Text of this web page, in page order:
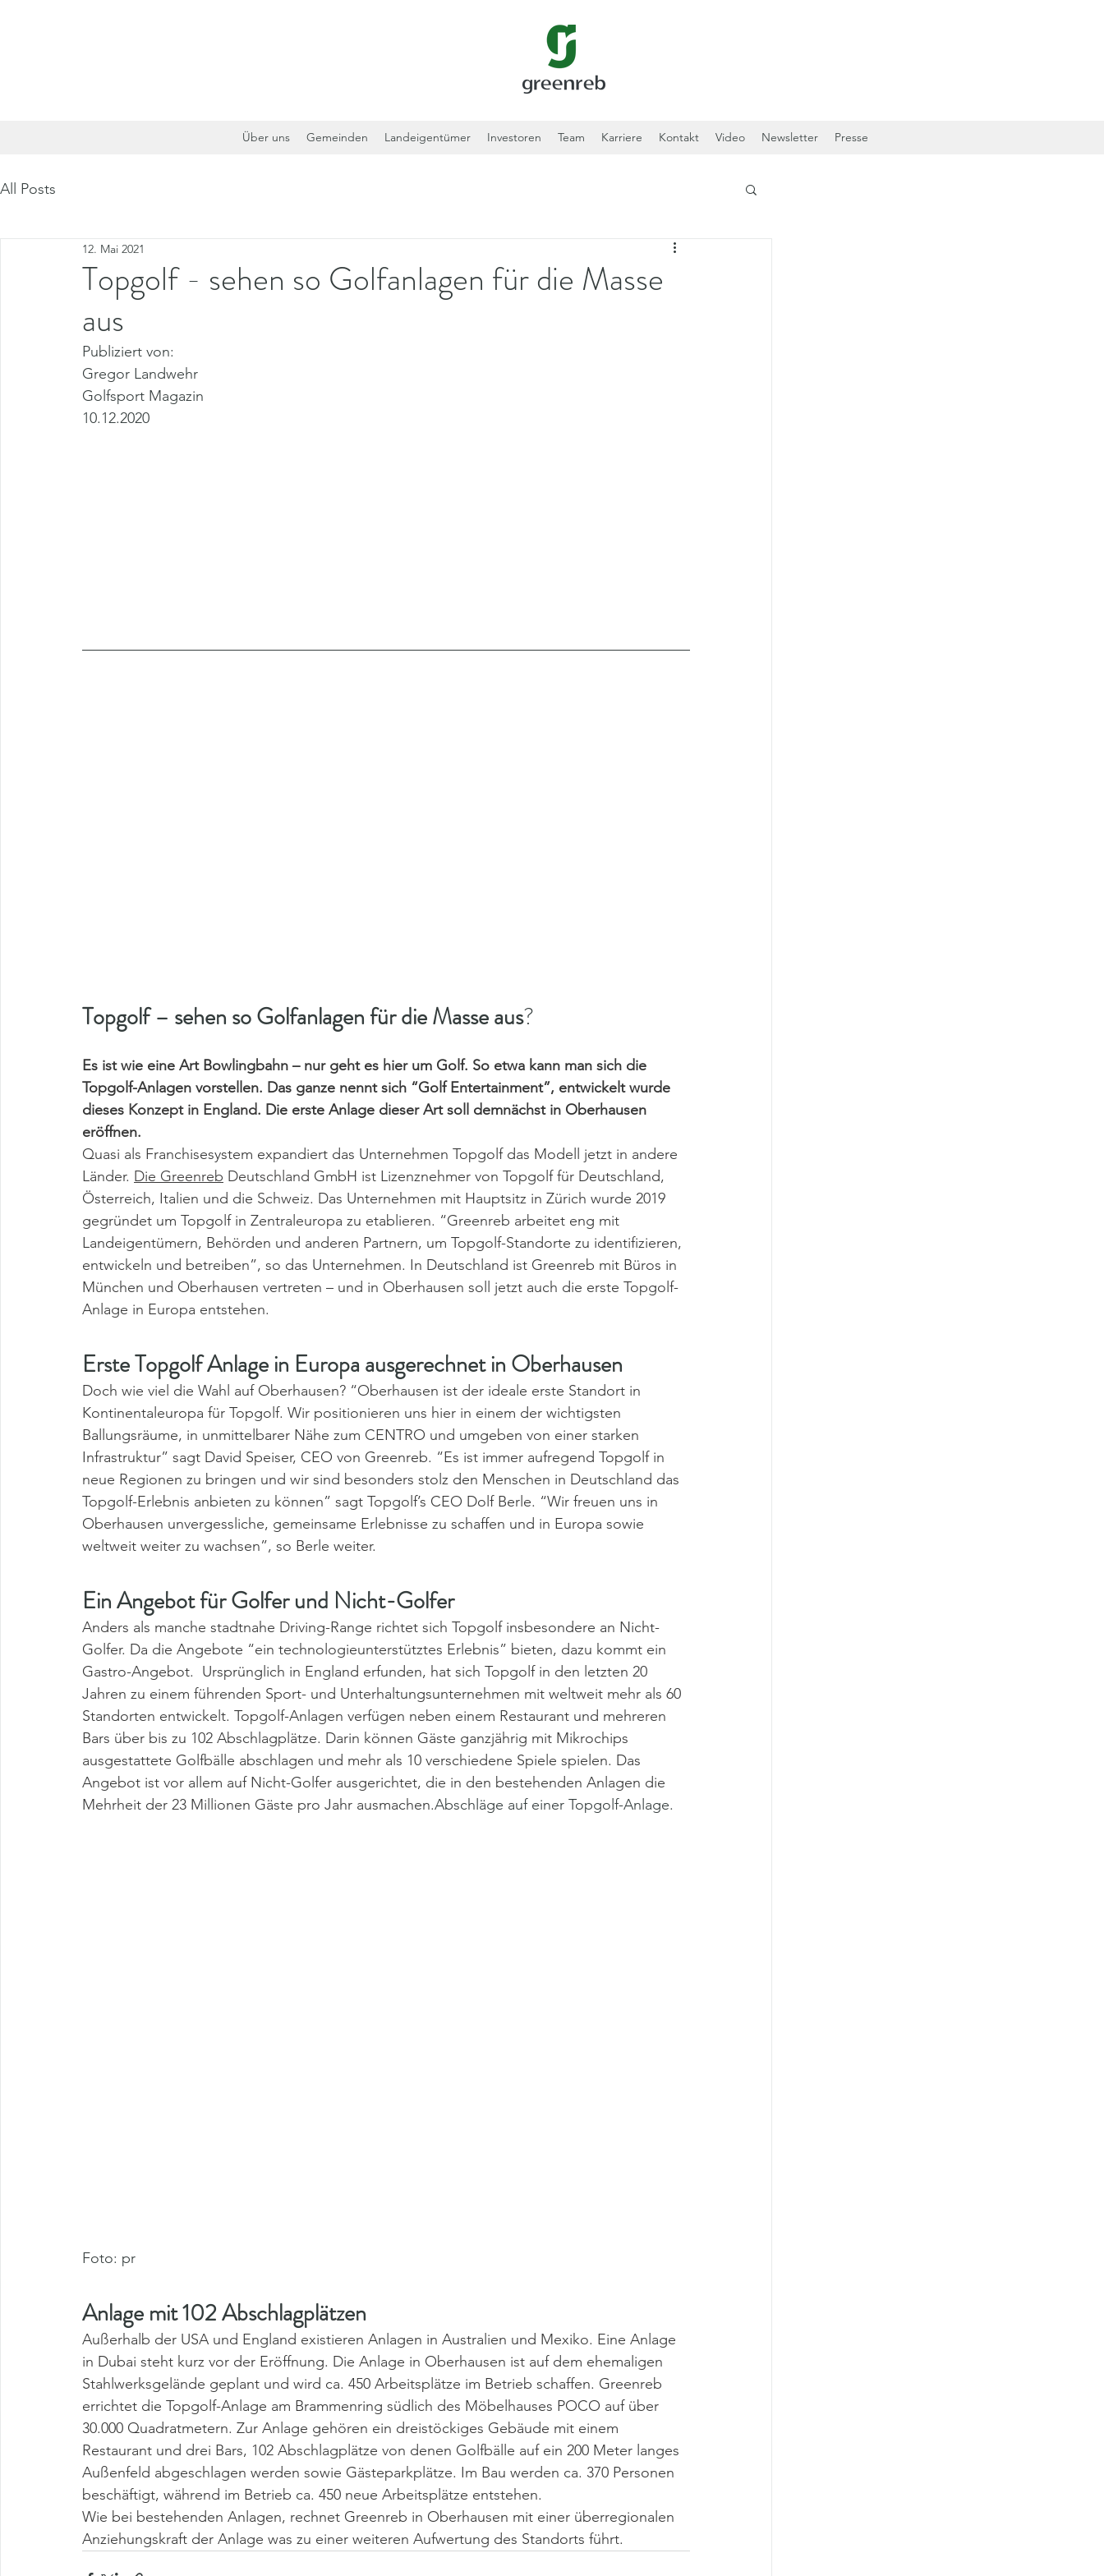
Über uns Gemeinden Landeigentümer Investoren Team Karriere Kontakt Video Newsletter Presse
All Posts
Topgolf - sehen so Golfanlagen für die Masse
aus
12. Mai 2021
Publiziert von:
Gregor Landwehr
Golfsport Magazin
10.12.2020
Topgolf – sehen so Golfanlagen für die Masse aus?
Es ist wie eine Art Bowlingbahn – nur geht es hier um Golf. So etwa kann man sich die
Topgolf-Anlagen vorstellen. Das ganze nennt sich “Golf Entertainment”, entwickelt wurde
dieses Konzept in England. Die erste Anlage dieser Art soll demnächst in Oberhausen
eröffnen.
Quasi als Franchisesystem expandiert das Unternehmen Topgolf das Modell jetzt in andere
Länder. Die Greenreb Deutschland GmbH ist Lizenznehmer von Topgolf für Deutschland,
Österreich, Italien und die Schweiz. Das Unternehmen mit Hauptsitz in Zürich wurde 2019
gegründet um Topgolf in Zentraleuropa zu etablieren. “Greenreb arbeitet eng mit
Landeigentümern, Behörden und anderen Partnern, um Topgolf-Standorte zu identifizieren,
entwickeln und betreiben”, so das Unternehmen. In Deutschland ist Greenreb mit Büros in
München und Oberhausen vertreten – und in Oberhausen soll jetzt auch die erste Topgolf-
Anlage in Europa entstehen.
Erste Topgolf Anlage in Europa ausgerechnet in Oberhausen
Doch wie viel die Wahl auf Oberhausen? “Oberhausen ist der ideale erste Standort in
Kontinentaleuropa für Topgolf. Wir positionieren uns hier in einem der wichtigsten
Ballungsräume, in unmittelbarer Nähe zum CENTRO und umgeben von einer starken
Infrastruktur” sagt David Speiser, CEO von Greenreb. “Es ist immer aufregend Topgolf in
neue Regionen zu bringen und wir sind besonders stolz den Menschen in Deutschland das
Topgolf-Erlebnis anbieten zu können” sagt Topgolf’s CEO Dolf Berle. “Wir freuen uns in
Oberhausen unvergessliche, gemeinsame Erlebnisse zu schaffen und in Europa sowie
weltweit weiter zu wachsen”, so Berle weiter.
Ein Angebot für Golfer und Nicht-Golfer
Anders als manche stadtnahe Driving-Range richtet sich Topgolf insbesondere an Nicht-
Golfer. Da die Angebote “ein technologieunterstütztes Erlebnis” bieten, dazu kommt ein
Gastro-Angebot.  Ursprünglich in England erfunden, hat sich Topgolf in den letzten 20
Jahren zu einem führenden Sport- und Unterhaltungsunternehmen mit weltweit mehr als 60
Standorten entwickelt. Topgolf-Anlagen verfügen neben einem Restaurant und mehreren
Bars über bis zu 102 Abschlagplätze. Darin können Gäste ganzjährig mit Mikrochips
ausgestattete Golfbälle abschlagen und mehr als 10 verschiedene Spiele spielen. Das
Angebot ist vor allem auf Nicht-Golfer ausgerichtet, die in den bestehenden Anlagen die
Mehrheit der 23 Millionen Gäste pro Jahr ausmachen.Abschläge auf einer Topgolf-Anlage.
Foto: pr
Anlage mit 102 Abschlagplätzen
Außerhalb der USA und England existieren Anlagen in Australien und Mexiko. Eine Anlage
in Dubai steht kurz vor der Eröffnung. Die Anlage in Oberhausen ist auf dem ehemaligen
Stahlwerksgelände geplant und wird ca. 450 Arbeitsplätze im Betrieb schaffen. Greenreb
errichtet die Topgolf-Anlage am Brammenring südlich des Möbelhauses POCO auf über
30.000 Quadratmetern. Zur Anlage gehören ein dreistöckiges Gebäude mit einem
Restaurant und drei Bars, 102 Abschlagplätze von denen Golfbälle auf ein 200 Meter langes
Außenfeld abgeschlagen werden sowie Gästeparkplätze. Im Bau werden ca. 370 Personen
beschäftigt, während im Betrieb ca. 450 neue Arbeitsplätze entstehen.
Wie bei bestehenden Anlagen, rechnet Greenreb in Oberhausen mit einer überregionalen
Anziehungskraft der Anlage was zu einer weiteren Aufwertung des Standorts führt.